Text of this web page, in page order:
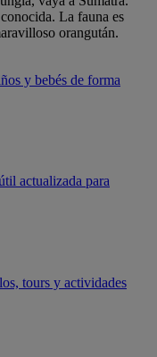
La fauna es
orangután.
y bebés de forma
actualizada para
tours y actividades